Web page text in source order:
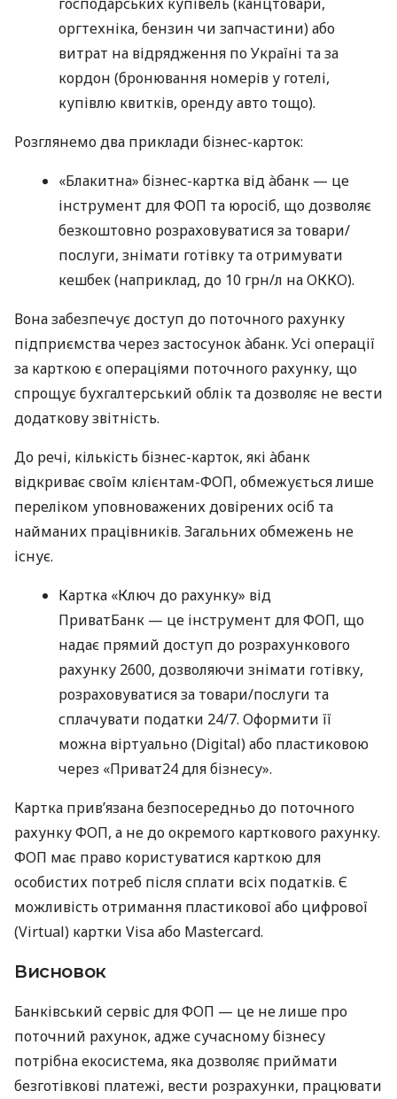
оргтехніка, бензин чи запчастини) або
витрат на відрядження по Україні та за
кордон (бронювання номерів у готелі,
купівлю квитків, оренду авто тощо).
Розглянемо два приклади бізнес-карток:
«Блакитна» бізнес-картка від àбанк — це
інструмент для ФОП та юросіб, що дозволяє
безкоштовно розраховуватися за товари/
послуги, знімати готівку та отримувати
кешбек (наприклад, до 10 грн/л на ОККО).
Вона забезпечує доступ до поточного рахунку
підприємства через застосунок àбанк. Усі операції
за карткою є операціями поточного рахунку, що
спрощує бухгалтерський облік та дозволяє не вести
додаткову звітність.
До речі, кількість бізнес-карток, які àбанк
відкриває своїм клієнтам-ФОП, обмежується лише
переліком уповноважених довірених осіб та
найманих працівників. Загальних обмежень не
існує.
Картка «Ключ до рахунку» від
ПриватБанк — це інструмент для ФОП, що
надає прямий доступ до розрахункового
рахунку 2600, дозволяючи знімати готівку,
розраховуватися за товари/послуги та
сплачувати податки 24/7. Оформити її
можна віртуально (Digital) або пластиковою
через «Приват24 для бізнесу».
Картка прив’язана безпосередньо до поточного
рахунку ФОП, а не до окремого карткового рахунку.
ФОП має право користуватися карткою для
особистих потреб після сплати всіх податків. Є
можливість отримання пластикової або цифрової
(Virtual) картки Visa або Mastercard.
Висновок
Банківський сервіс для ФОП — це не лише про
поточний рахунок, адже сучасному бізнесу
потрібна екосистема, яка дозволяє приймати
безготівкові платежі, вести розрахунки, працювати